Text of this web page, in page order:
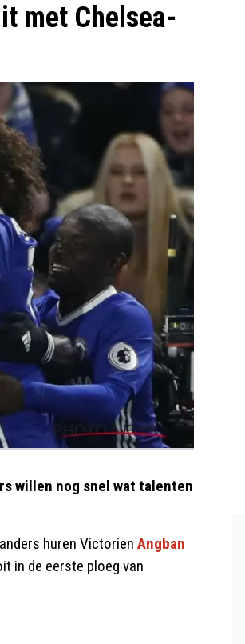
met Chelsea-
willen nog snel wat talenten
huren Victorien Angban
in de eerste ploeg van